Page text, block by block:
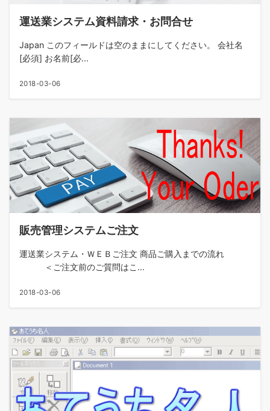
運送業システム資料請求・お問合せ
Japan このフィールドは空のままにしてください。 会社名
[必須] お名前[必...
2018-03-06
販売管理システムご注文
運送業システム・ＷＥＢご注文 商品ご購入までの流れ
＜ご注文前のご質問はこ...
2018-03-06